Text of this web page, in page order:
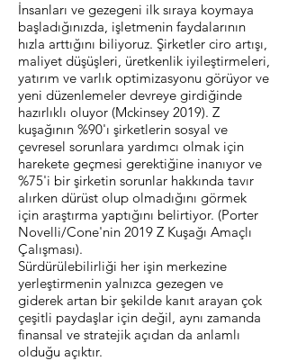
İnsanları ve gezegeni ilk sıraya koymaya
başladığınızda, işletmenin faydalarının
hızla arttığını biliyoruz. Şirketler ciro artışı,
maliyet düşüşleri, üretkenlik iyileştirmeleri,
yatırım ve varlık optimizasyonu görüyor ve
yeni düzenlemeler devreye girdiğinde
hazırlıklı oluyor (Mckinsey 2019). Z
kuşağının %90'ı şirketlerin sosyal ve
çevresel sorunlara yardımcı olmak için
harekete geçmesi gerektiğine inanıyor ve
%75'i bir şirketin sorunlar hakkında tavır
alırken dürüst olup olmadığını görmek
için araştırma yaptığını belirtiyor. (Porter
Novelli/Cone'nin 2019 Z Kuşağı Amaçlı
Çalışması).
Sürdürülebilirliği her işin merkezine
yerleştirmenin yalnızca gezegen ve
giderek artan bir şekilde kanıt arayan çok
çeşitli paydaşlar için değil, aynı zamanda
finansal ve stratejik açıdan da anlamlı
olduğu açıktır.